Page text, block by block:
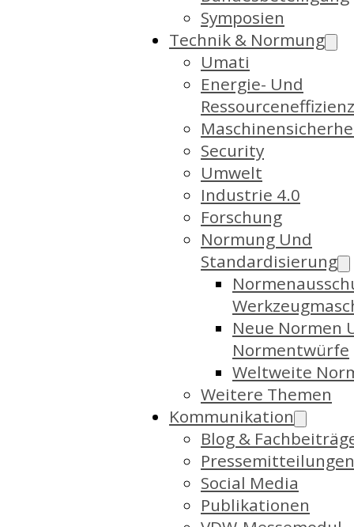
Symposien
Technik & Normung
Umati
Energie- Und
Ressourceneffizienz
Security
Umwelt
Industrie 4.0
Forschung
Normung Und
Standardisierung
Neue Normen
Normentwürfe
Weltweite
Weitere Themen
Kommunikation
Blog &
Pressemitteilungen
Social Media
Publikationen